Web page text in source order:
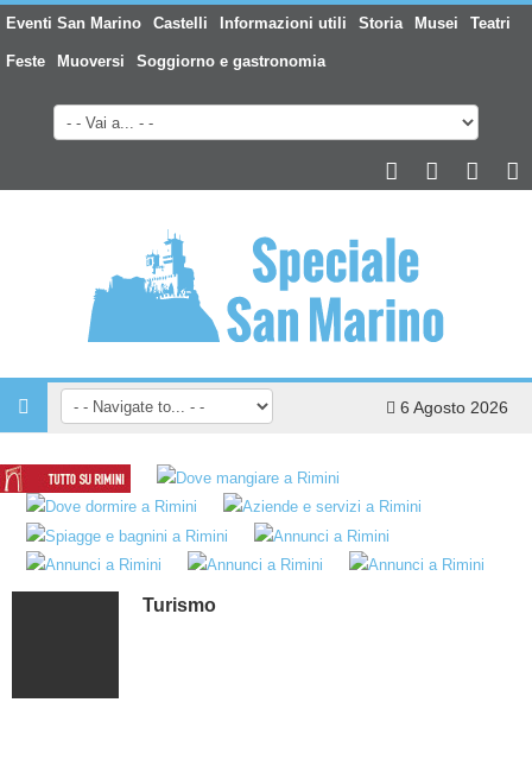
Eventi San Marino Castelli Informazioni utili Storia Musei Teatri
Feste Muoversi Soggiorno e gastronomia
6 Agosto 2026
Turismo